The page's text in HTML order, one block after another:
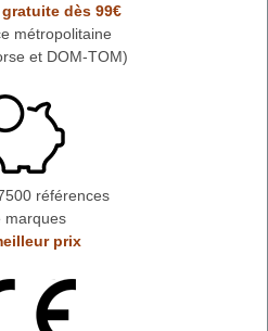
dès 99€
métropolitaine
et DOM-TOM)
références
marques
prix